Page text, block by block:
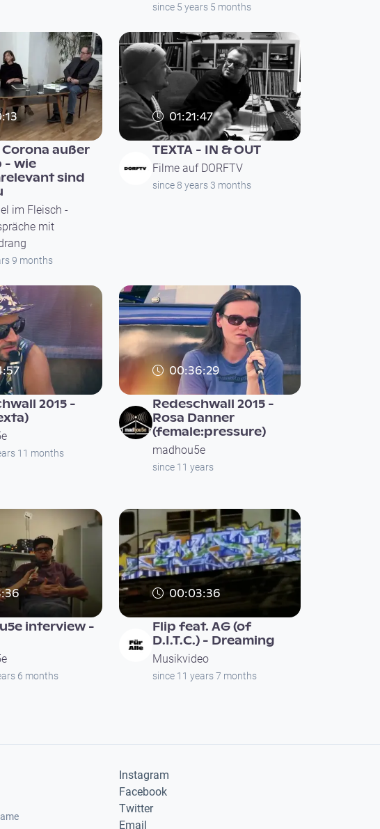
since 5 years 5 months
außer
- wie
sind
im Fleisch -
mit
9 months
01:21:47
TEXTA - IN & OUT
Filme auf DORFTV
since 8 years 3 months
2015 -
11 months
00:36:29
Redeschwall 2015 -
Rosa Danner
(female:pressure)
madhou5e
since 11 years
interview -
6 months
00:03:36
Flip feat. AG (of
D.I.T.C.) - Dreaming
Musikvideo
since 11 years 7 months
Instagram
Facebook
Twitter
Email